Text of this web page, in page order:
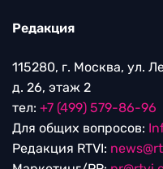
Редакция
115280, г. Москва, ул.
д. 26, этаж 2
тел: +7 (499) 579-86-96
Для общих вопросов:
Редакция RTVI: